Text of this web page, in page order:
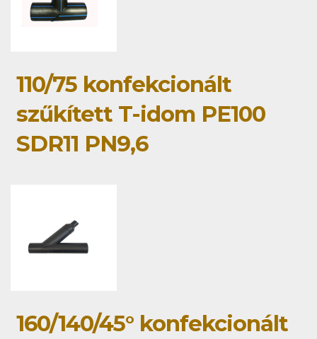
110/75 konfekcionált
szűkített T-idom PE100
SDR11 PN9,6
160/140/45° konfekcionált